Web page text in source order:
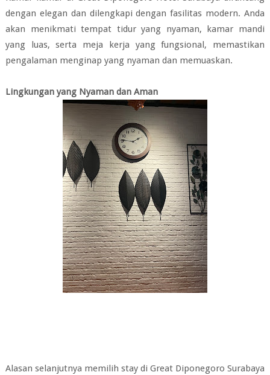
dengan elegan dan dilengkapi dengan fasilitas modern. Anda
akan menikmati tempat tidur yang nyaman, kamar mandi
yang luas, serta meja kerja yang fungsional, memastikan
pengalaman menginap yang nyaman dan memuaskan.
Lingkungan yang Nyaman dan Aman
Alasan selanjutnya memilih stay di Great Diponegoro Surabaya